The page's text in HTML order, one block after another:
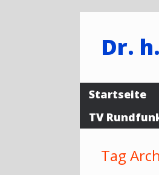
Dr.
Startseite
TV
Tag